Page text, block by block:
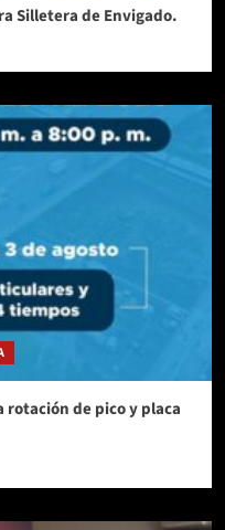
Silletera de Envigado.
rotación de pico y placa